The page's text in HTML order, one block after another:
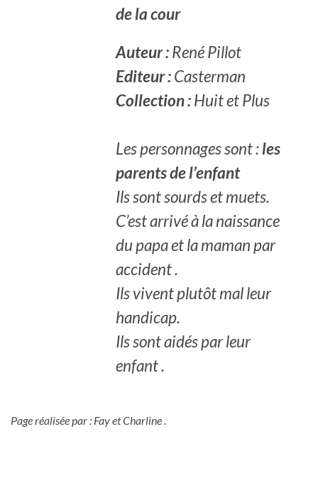
de la cour
Auteur :René Pillot
Editeur :Casterman
Collection :Huit et Plus
Les personnages sont :les
parents de l’enfant
Ils sont sourds et muets.
C’est arrivé à la naissance
du papa et la maman par
accident .
Ils vivent plutôt mal leur
handicap.
Ils sont aidés par leur
enfant .
Page réalisée par : Fay et Charline .